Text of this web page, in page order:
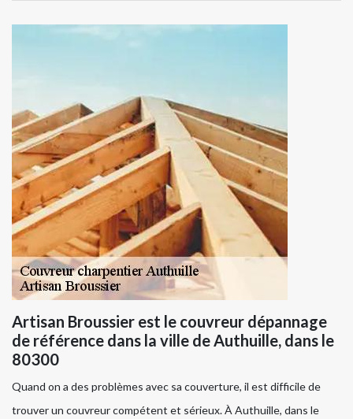
Artisan Broussier est le couvreur dépannage
de référence dans la ville de Authuille, dans le
80300
Quand on a des problèmes avec sa couverture, il est difficile de
trouver un couvreur compétent et sérieux. À Authuille, dans le